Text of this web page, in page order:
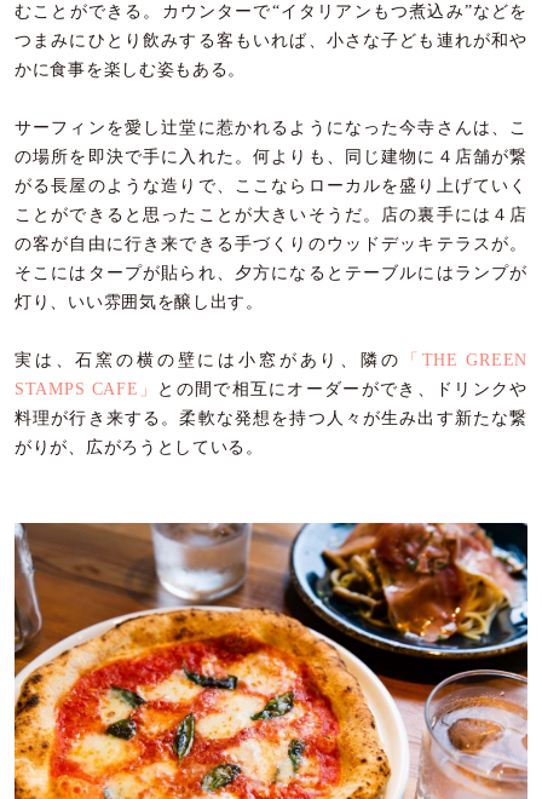
むことができる。カウンターで“イタリアンもつ煮込み”などを
つまみにひとり飲みする客もいれば、小さな子ども連れが和や
かに食事を楽しむ姿もある。
サーフィンを愛し辻堂に惹かれるようになった今寺さんは、こ
の場所を即決で手に入れた。何よりも、同じ建物に４店舗が繋
がる長屋のような造りで、ここならローカルを盛り上げていく
ことができると思ったことが大きいそうだ。店の裏手には４店
の客が自由に行き来できる手づくりのウッドデッキテラスが。
そこにはタープが貼られ、夕方になるとテーブルにはランプが
灯り、いい雰囲気を醸し出す。
実は、石窯の横の壁には小窓があり、隣の
「THE GREEN
STAMPS CAFE」
との間で相互にオーダーができ、ドリンクや
料理が行き来する。柔軟な発想を持つ人々が生み出す新たな繋
がりが、広がろうとしている。